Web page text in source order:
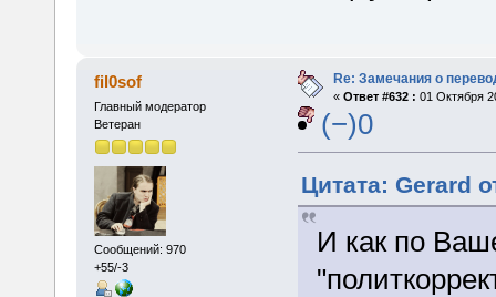
fil0sof
Главный модератор
Ветеран
Сообщений: 970
+55/-3
Re: Замечания о
« Ответ #632 : 01 Октября
(−)0
Цитата: Gerard
И как по